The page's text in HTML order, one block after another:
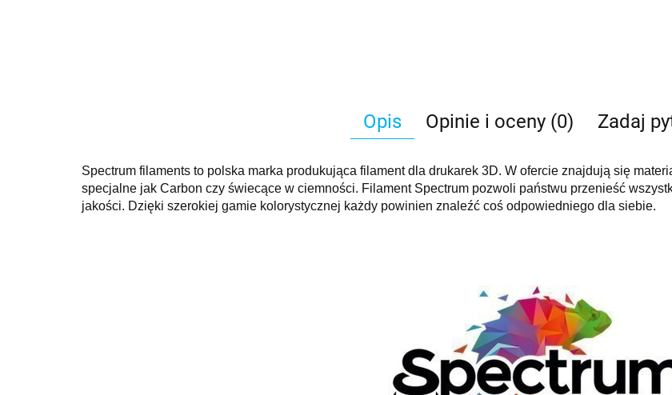
Opis Opinie i oceny (0) Zadaj
Spectrum filaments to polska marka produkująca filament dla drukarek 3D. W ofercie znajdują się
specjalne jak Carbon czy świecące w ciemności. Filament Spectrum pozwoli państwu przenieść
jakości. Dzięki szerokiej gamie kolorystycznej każdy powinien znaleźć coś odpowiedniego dla siebie.